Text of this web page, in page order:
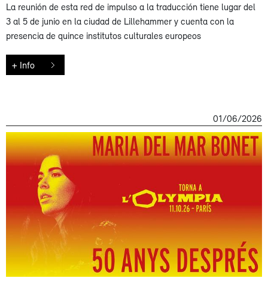
La reunión de esta red de impulso a la traducción tiene lugar del
3 al 5 de junio en la ciudad de Lillehammer y cuenta con la
presencia de quince institutos culturales europeos
+ Info
01/06/2026